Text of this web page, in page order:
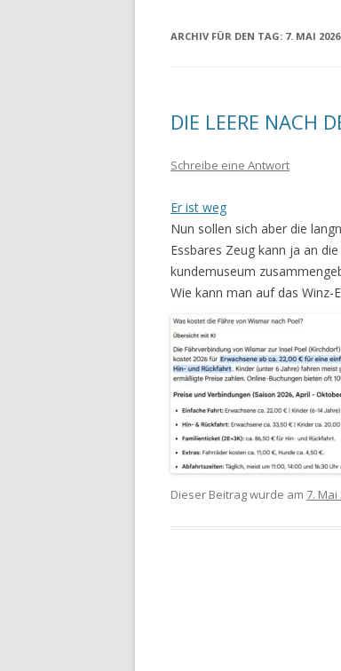
ARCHIV FÜR DEN TAG: 7. MAI 2026
DIE LEERE NACH
Schreibe eine Antwort
Er ist weg
Nun sollen sich aber die
Essbares Zeug kann ja an
kundemuseum
Wie kann man auf das Winz-
Dieser Beitrag wurde am 7. Mai